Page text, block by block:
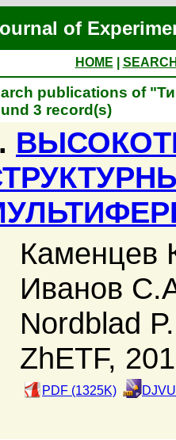
of
HOME
publications of
3 record(s)
Каменцев
Иванов
Nordblad P.
ZhETF,
PDF (1325K)